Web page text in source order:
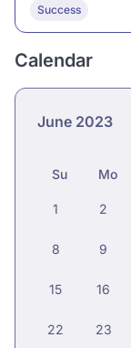
Success
Calendar
June 2023
Su Mo
1 2
8 9
15 16
22 23